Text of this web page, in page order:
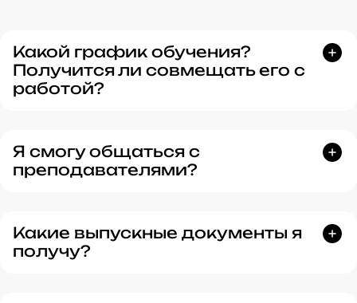
Какой график обучения?
Получится ли совмещать его с
работой?
Я смогу общаться с
преподавателями?
Какие выпускные документы я
получу?